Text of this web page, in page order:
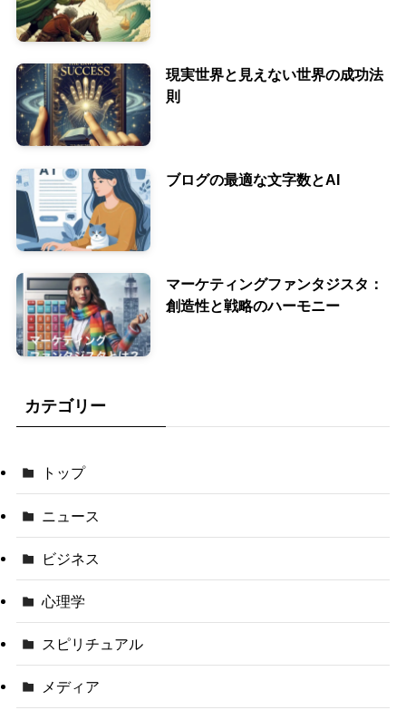
現実世界と見えない世界の成功法
則
ブログの最適な文字数とAI
マーケティングファンタジスタ：
創造性と戦略のハーモニー
カテゴリー
トップ
ニュース
ビジネス
心理学
スピリチュアル
メディア